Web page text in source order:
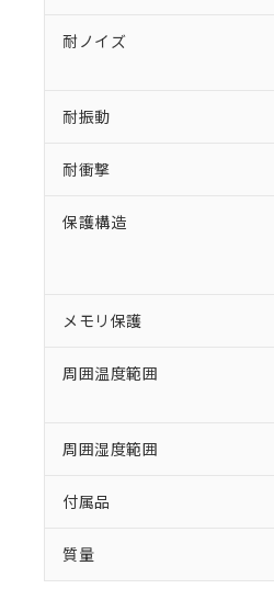
耐ノイズ
耐振動
耐衝撃
保護構造
メモリ保護
周囲温度範囲
周囲湿度範囲
付属品
質量